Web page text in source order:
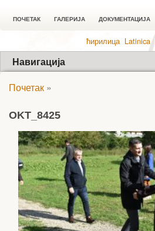
ПОЧЕТАК ГАЛЕРИЈА ДОКУМЕНТАЦИЈА
ћирилица Latinica
Навигација
Почетак »
OKT_8425